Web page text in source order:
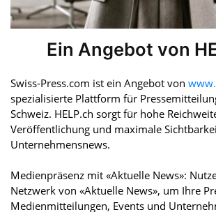
Ein Angebot von
Swiss-Press.com ist ein Angebot von
spezialisierte Plattform für
Schweiz. HELP.ch sorgt für hohe
Veröffentlichung und maximale
Unternehmensnews.
Medienpräsenz mit «Aktuelle News»:
Netzwerk von «Aktuelle News», um Ihre
Medienmitteilungen, Events und